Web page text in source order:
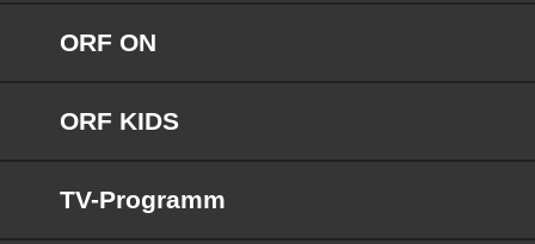
ORF ON
ORF KIDS
TV-Programm